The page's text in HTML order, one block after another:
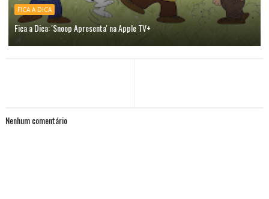
FICA A DICA
Fica a Dica: 'Snoop Apresenta' na Apple TV+
Nenhum comentário